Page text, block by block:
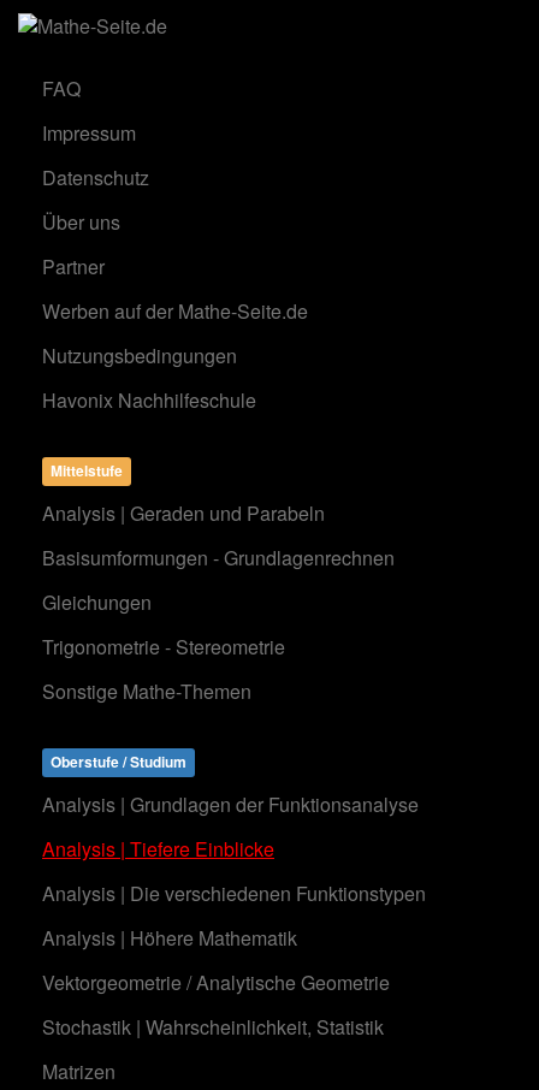
FAQ
Impressum
Datenschutz
Über uns
Partner
Werben auf der Mathe-Seite.de
Nutzungsbedingungen
Havonix Nachhilfeschule
Mittelstufe
Analysis | Geraden und Parabeln
Basisumformungen - Grundlagenrechnen
Gleichungen
Trigonometrie - Stereometrie
Sonstige Mathe-Themen
Oberstufe / Studium
Analysis | Grundlagen der Funktionsanalyse
Analysis | Tiefere Einblicke
Analysis | Die verschiedenen Funktionstypen
Analysis | Höhere Mathematik
Vektorgeometrie / Analytische Geometrie
Stochastik | Wahrscheinlichkeit, Statistik
Matrizen